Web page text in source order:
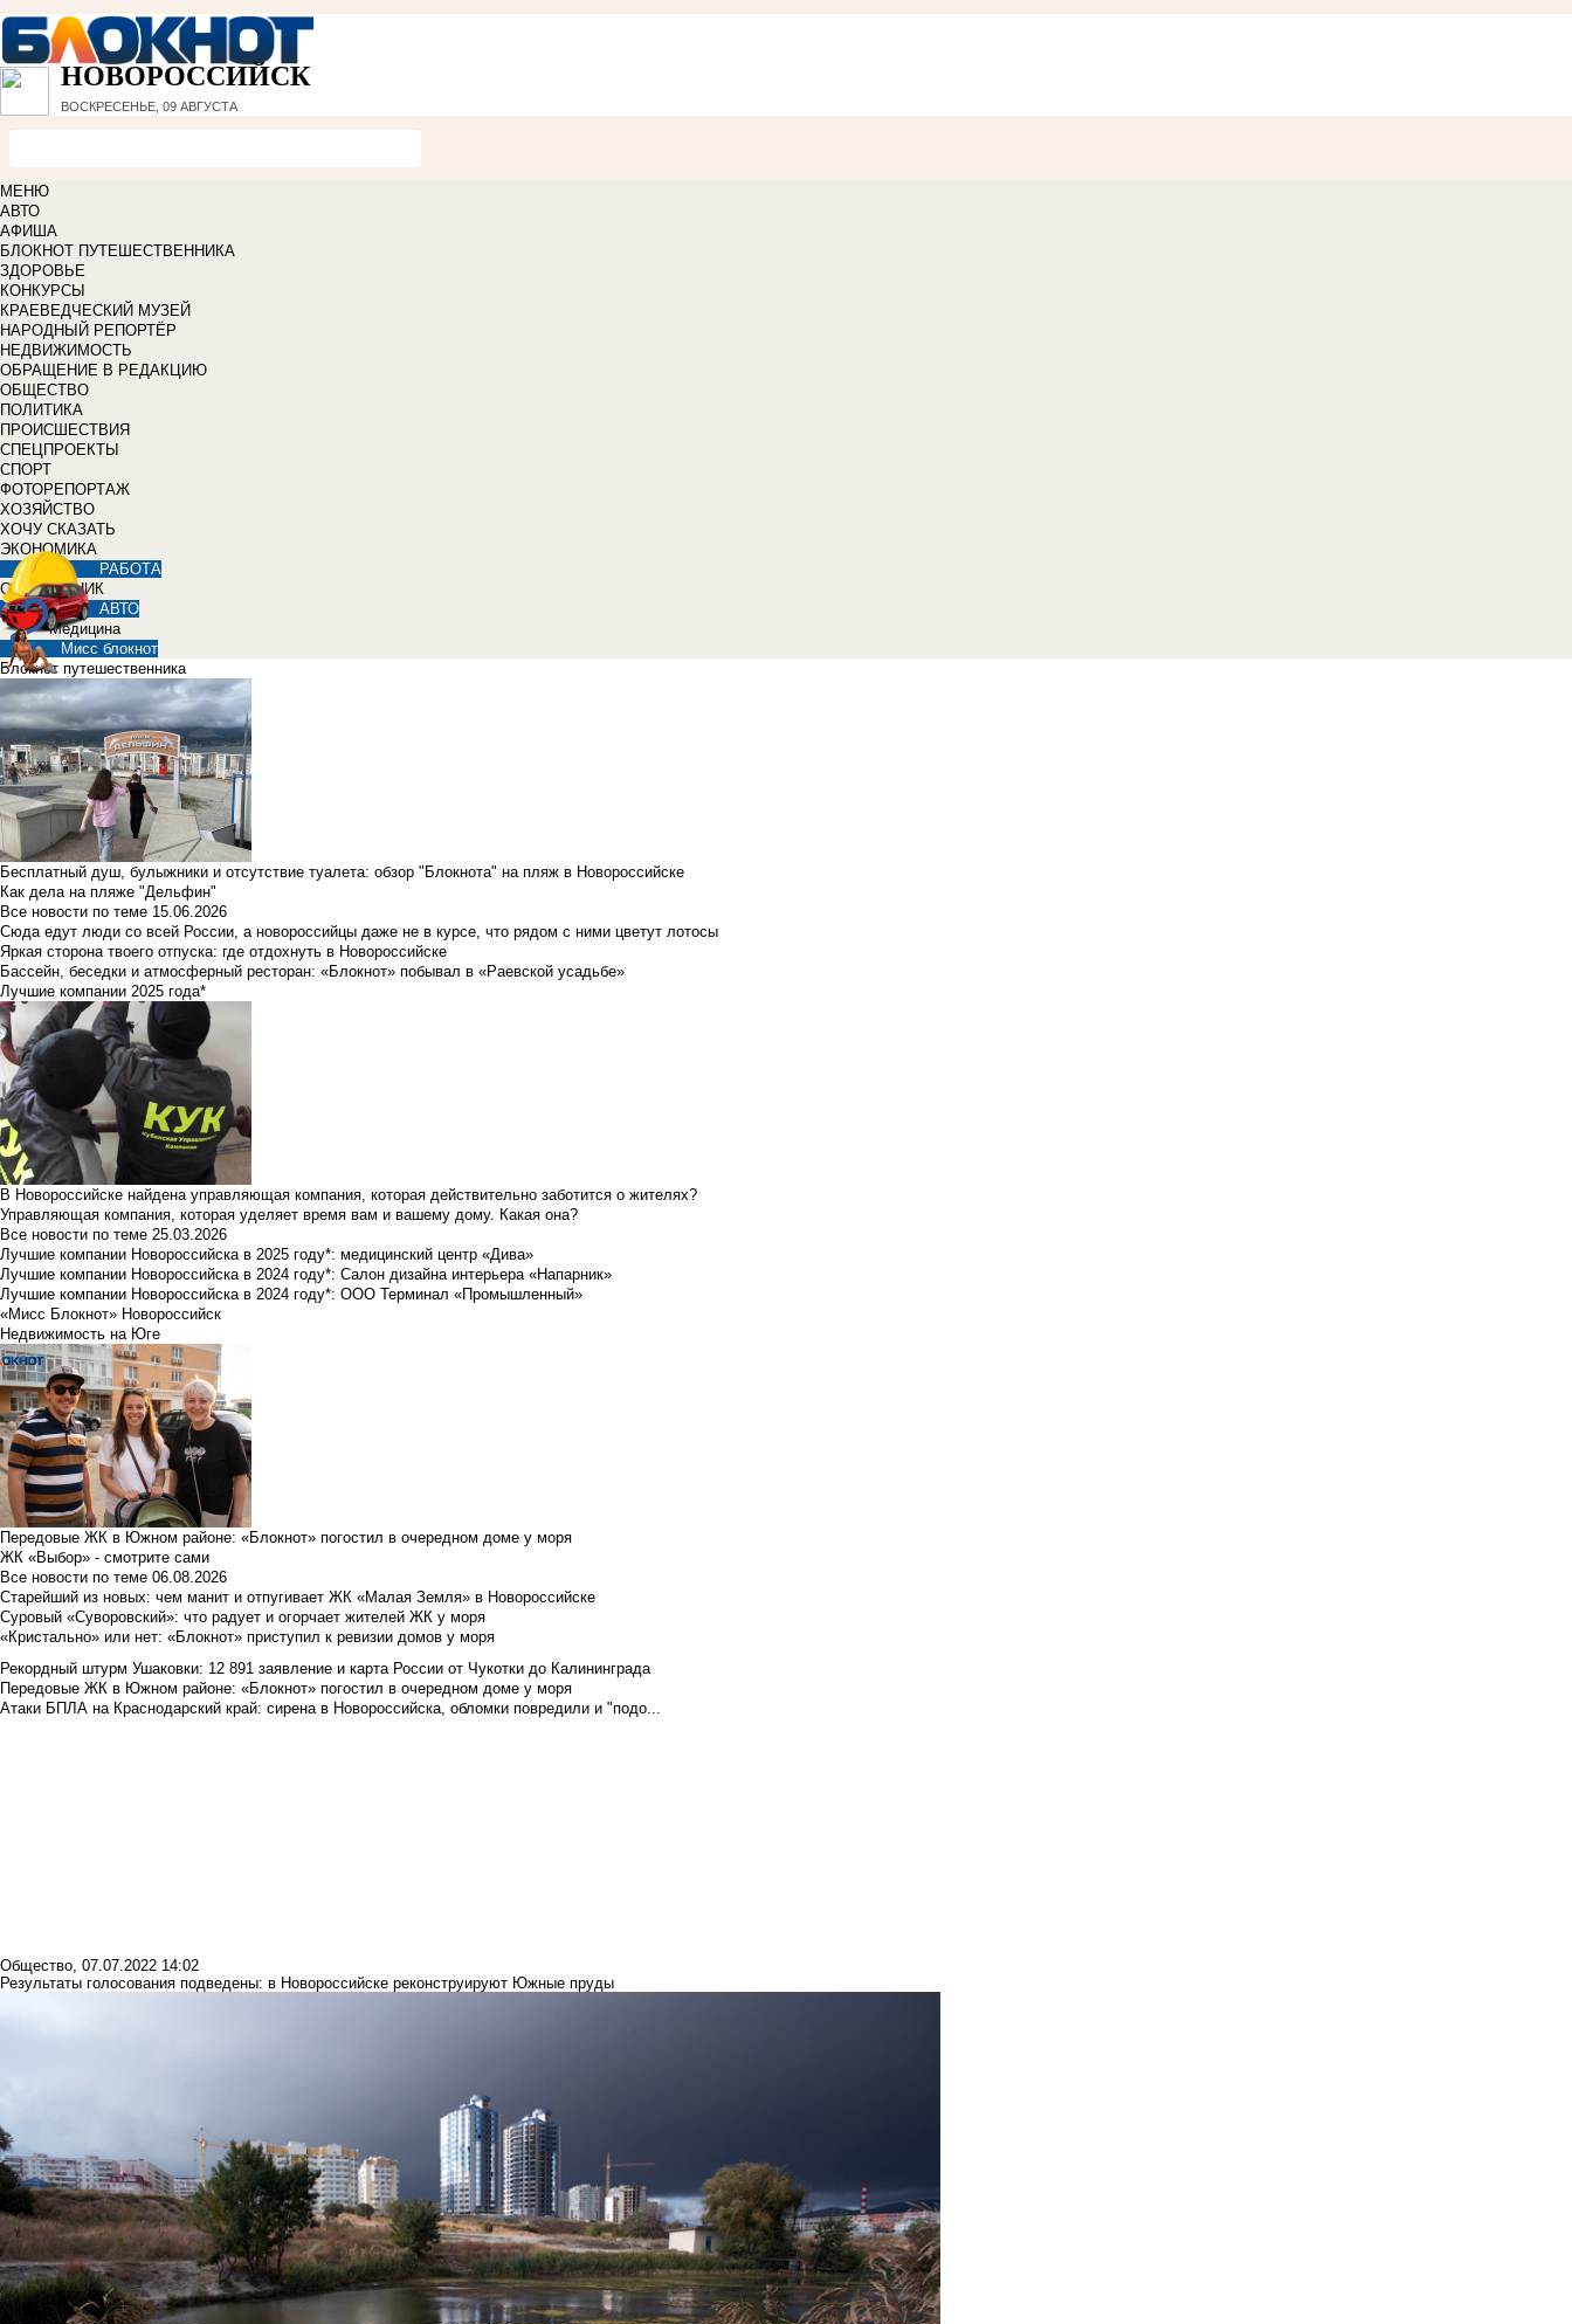
НОВОРОССИЙСК
ВОСКРЕСЕНЬЕ, 09 АВГУСТА
МЕНЮ
АВТО
АФИША
БЛОКНОТ ПУТЕШЕСТВЕННИКА
ЗДОРОВЬЕ
КОНКУРСЫ
КРАЕВЕДЧЕСКИЙ МУЗЕЙ
НАРОДНЫЙ РЕПОРТЁР
НЕДВИЖИМОСТЬ
ОБРАЩЕНИЕ В РЕДАКЦИЮ
ОБЩЕСТВО
ПОЛИТИКА
ПРОИСШЕСТВИЯ
СПЕЦПРОЕКТЫ
СПОРТ
ФОТОРЕПОРТАЖ
ХОЗЯЙСТВО
ХОЧУ СКАЗАТЬ
ЭКОНОМИКА
РАБОТА
СПРАВОЧНИК
АВТО
Медицина
Мисс блокнот
Блокнот путешественника
Бесплатный душ, булыжники и отсутствие туалета: обзор "Блокнота" на пляж в Новороссийске
Как дела на пляже "Дельфин"
Все новости по теме 15.06.2026
Сюда едут люди со всей России, а новороссийцы даже не в курсе, что рядом с ними цветут лотосы
Яркая сторона твоего отпуска: где отдохнуть в Новороссийске
Бассейн, беседки и атмосферный ресторан: «Блокнот» побывал в «Раевской усадьбе»
Лучшие компании 2025 года*
В Новороссийске найдена управляющая компания, которая действительно заботится о жителях?
Управляющая компания, которая уделяет время вам и вашему дому. Какая она?
Все новости по теме 25.03.2026
Лучшие компании Новороссийска в 2025 году*: медицинский центр «Дива»
Лучшие компании Новороссийска в 2024 году*: Салон дизайна интерьера «Напарник»
Лучшие компании Новороссийска в 2024 году*: ООО Терминал «Промышленный»
«Мисс Блокнот» Новороссийск
Недвижимость на Юге
Передовые ЖК в Южном районе: «Блокнот» погостил в очередном доме у моря
ЖК «Выбор» - смотрите сами
Все новости по теме 06.08.2026
Старейший из новых: чем манит и отпугивает ЖК «Малая Земля» в Новороссийске
Суровый «Суворовский»: что радует и огорчает жителей ЖК у моря
«Кристально» или нет: «Блокнот» приступил к ревизии домов у моря
Рекордный штурм Ушаковки: 12 891 заявление и карта России от Чукотки до Калининграда
Передовые ЖК в Южном районе: «Блокнот» погостил в очередном доме у моря
Атаки БПЛА на Краснодарский край: сирена в Новороссийска, обломки повредили и "подо...
Общество, 07.07.2022 14:02
Результаты голосования подведены: в Новороссийске реконструируют Южные пруды